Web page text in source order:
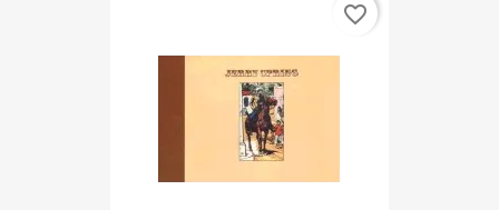
favorite_border